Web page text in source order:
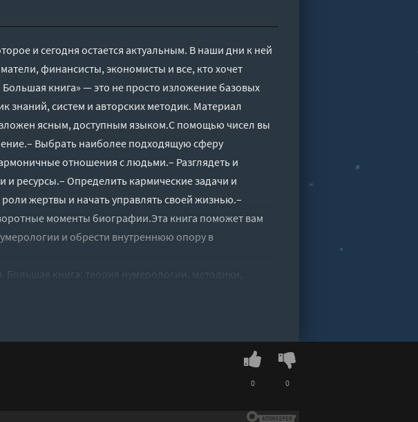
и сегодня остается актуальным. В наши дни к ней
финансисты, экономисты и все, кто хочет
книга» — это не просто изложение базовых
знаний, систем и авторских методик. Материал
ясным, доступным языком.С помощью чисел вы
Выбрать наиболее подходящую сферу
отношения с людьми.– Разглядеть и
и ресурсы.– Определить кармические задачи и
жертвы и начать управлять своей жизнью.–
моменты биографии.Эта книга поможет вам
и обрести внутреннюю опору в
книга: теория нумерологии, методики,
0 0